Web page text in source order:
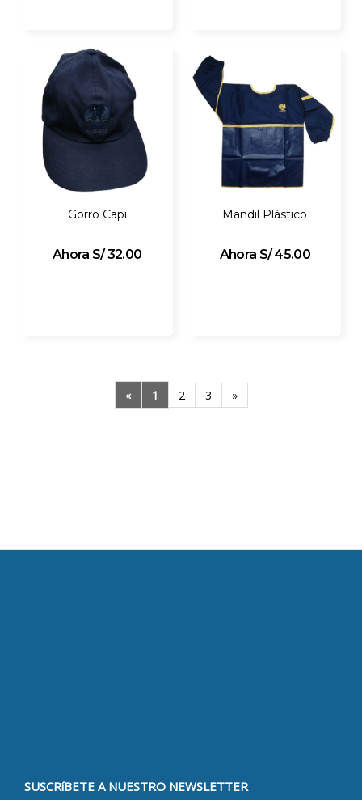
Gorro Capi
S/ 32.00
Mandil Plástico
S/ 45.00
« 1 2 3 »
SUSCRíBETE A NUESTRO NEWSLETTER